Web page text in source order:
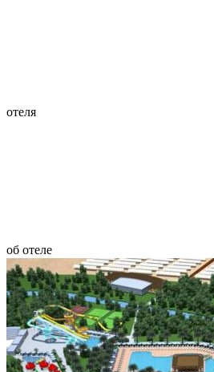
отеля
об отеле